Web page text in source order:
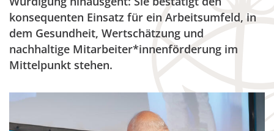
konsequenten Einsatz für ein Arbeitsumfeld, in
dem Gesundheit, Wertschätzung und
nachhaltige Mitarbeiter*innenförderung im
Mittelpunkt stehen.